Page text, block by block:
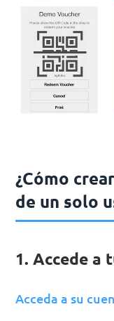
¿Cómo
de un solo
1. Accede a
Acceda a su